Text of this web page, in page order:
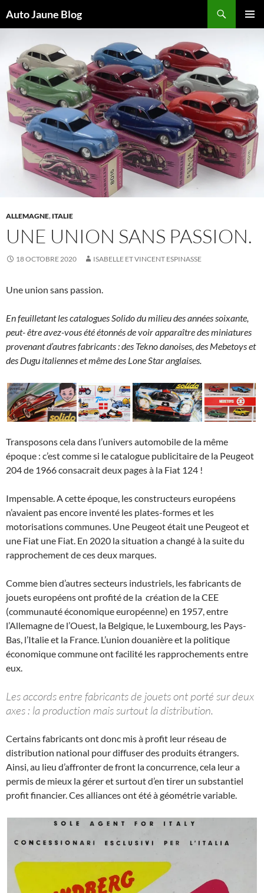
Auto Jaune Blog
CONTENU
ALLEMAGNE, ITALIE
UNE UNION SANS PASSION.
18 OCTOBRE 2020 ISABELLE ET VINCENT ESPINASSE
Une union sans passion.
En feuilletant les catalogues Solido du milieu des années soixante,
peut- être avez-vous été étonnés de voir apparaître des miniatures
provenant d’autres fabricants : des Tekno danoises, des Mebetoys et
des Dugu italiennes et même des Lone Star anglaises.
Transposons cela dans l’univers automobile de la même
époque : c’est comme si le catalogue publicitaire de la Peugeot
204 de 1966 consacrait deux pages à la Fiat 124 !
Impensable. A cette époque, les constructeurs européens
n’avaient pas encore inventé les plates-formes et les
motorisations communes. Une Peugeot était une Peugeot et
une Fiat une Fiat. En 2020 la situation a changé à la suite du
rapprochement de ces deux marques.
Comme bien d’autres secteurs industriels, les fabricants de
jouets européens ont profité de la création de la CEE
(communauté économique européenne) en 1957, entre
l’Allemagne de l’Ouest, la Belgique, le Luxembourg, les Pays-
Bas, l’Italie et la France. L’union douanière et la politique
économique commune ont facilité les rapprochements entre
eux.
Les accords entre fabricants de jouets ont porté sur deux
axes : la production mais surtout la distribution.
Certains fabricants ont donc mis à profit leur réseau de
distribution national pour diffuser des produits étrangers.
Ainsi, au lieu d’affronter de front la concurrence, cela leur a
permis de mieux la gérer et surtout d’en tirer un substantiel
profit financier. Ces alliances ont été à géométrie variable.